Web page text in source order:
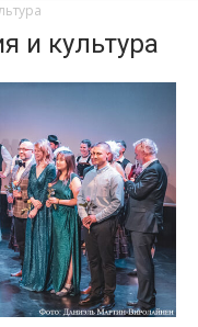
и культура